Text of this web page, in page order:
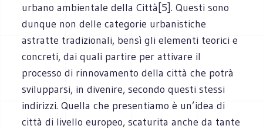
urbano ambientale della Città[5]. Questi sono
dunque non delle categorie urbanistiche
astratte tradizionali, bensì gli elementi teorici e
concreti, dai quali partire per attivare il
processo di rinnovamento della città che potrà
svilupparsi, in divenire, secondo questi stessi
indirizzi. Quella che presentiamo è un’idea di
città di livello europeo, scaturita anche da tante